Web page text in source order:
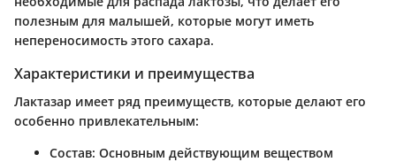
полезным для малышей, которые могут иметь
непереносимость этого сахара.
Характеристики и преимущества
Лактазар имеет ряд преимуществ, которые делают его
особенно привлекательным:
Состав: Основным действующим веществом